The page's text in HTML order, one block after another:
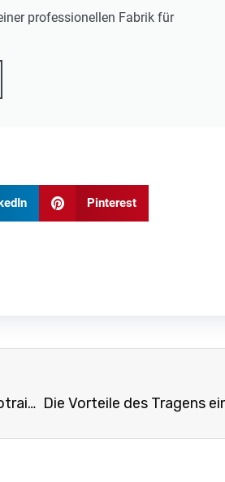
professionellen Fabrik für
Pinterest
Verabschieden Sie sich von Schulterschmerzen mit der Omotrain-Bandage